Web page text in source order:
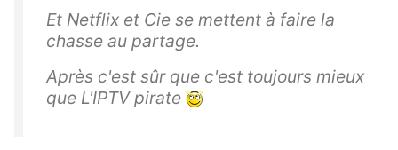
Et Netflix et Cie se mettent à faire la
chasse au partage.
Après c'est sûr que c'est toujours mieux
que L'IPTV pirate